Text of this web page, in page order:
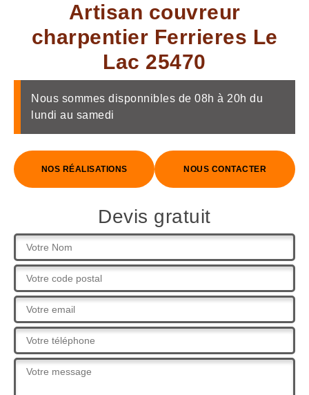
Artisan couvreur
charpentier Ferrieres Le
Lac 25470
Nous sommes disponnibles de 08h à 20h du
lundi au samedi
NOS RÉALISATIONS NOUS CONTACTER
Devis gratuit